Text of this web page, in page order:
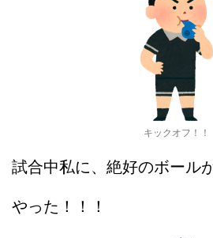
キックオフ！！
試合中私に、絶好のボール
やった！！！